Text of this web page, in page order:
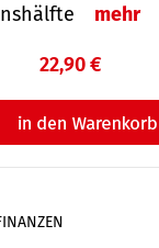
mehr
22,90 €